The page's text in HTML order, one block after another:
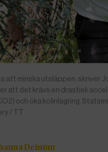
att minska utsläppen, skriver
att det krävs en drastisk
och öka kolinlagring.
/ TT
Deinum